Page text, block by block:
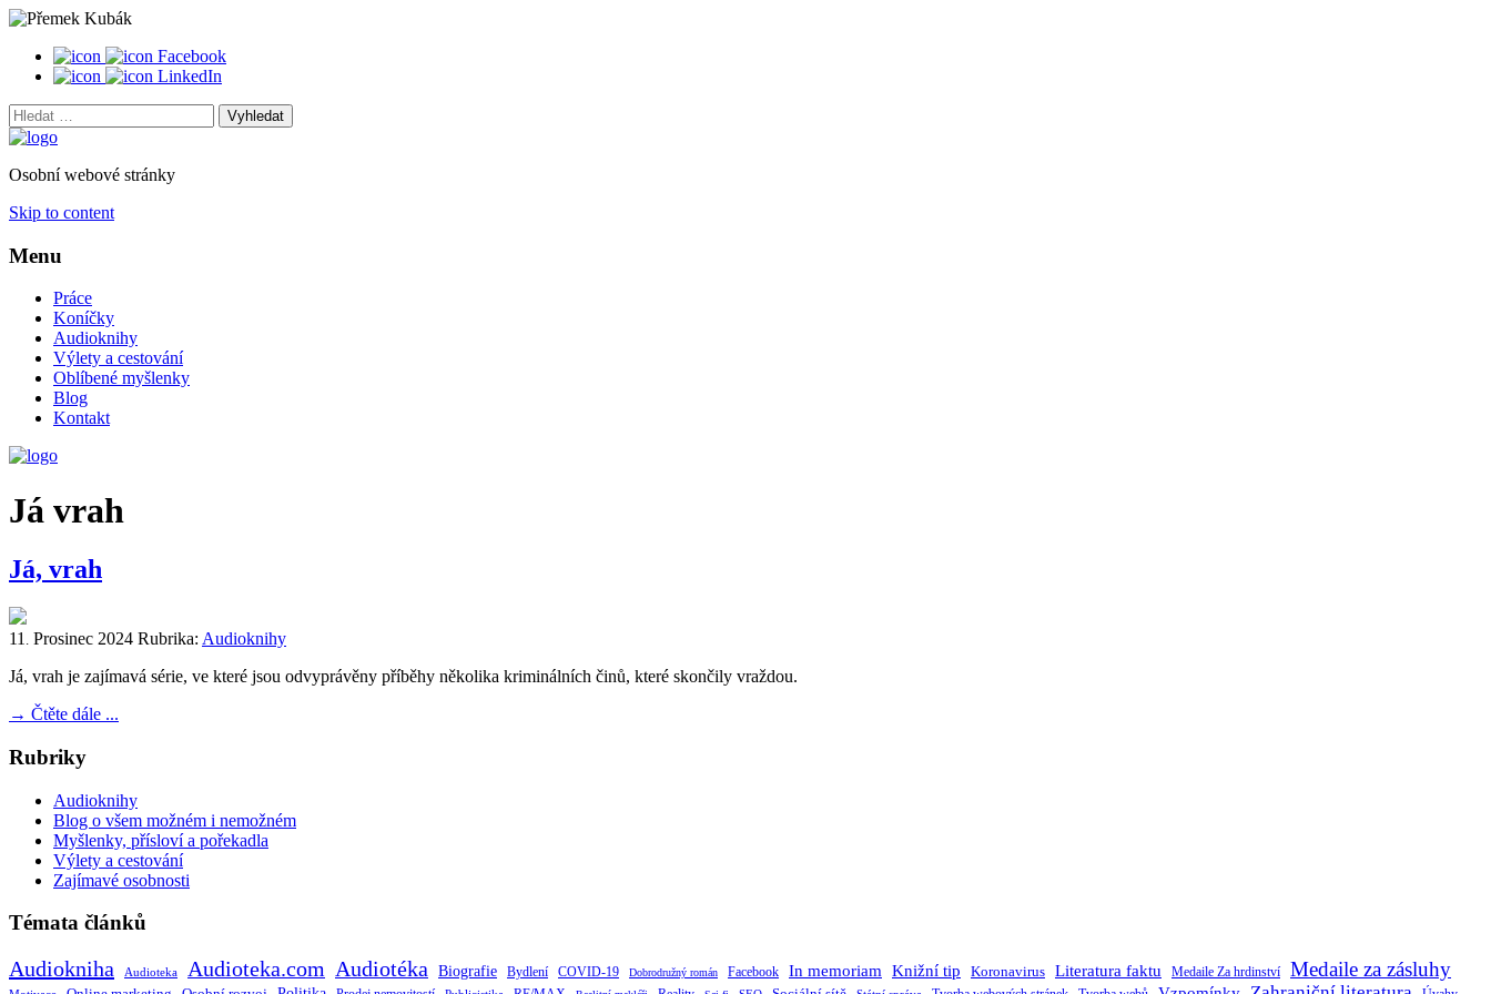
Facebook
LinkedIn
Vyhledat:
Osobní webové stránky
Skip to content
Menu
Práce
Koníčky
Audioknihy
Výlety a cestování
Oblíbené myšlenky
Blog
Kontakt
Já vrah
Já, vrah
11 . Prosinec 2024 Rubrika: Audioknihy
Já, vrah je zajímavá série, ve které jsou odvyprávěny příběhy několika kriminálních činů, které skončily vraždou.
→ Čtěte dále ...
Rubriky
Audioknihy
Blog o všem možném i nemožném
Myšlenky, přísloví a pořekadla
Výlety a cestování
Zajímavé osobnosti
Témata článků
Audiokniha Audioteka Audioteka.com Audiotéka Biografie Bydlení COVID-19 Dobrodružný román Facebook In memoriam Knižní tip Koronavirus Literatura faktu Medaile Za hrdinství Medaile za zásluhy